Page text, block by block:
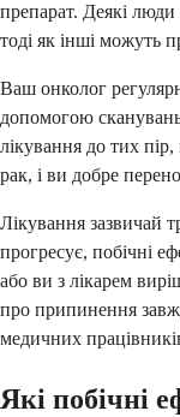
препарат. Деякі
тоді як інші можуть
Ваш онколог
допомогою
лікування до тих
рак, і ви добре
Лікування зазвичай
прогресує, побічні
або ви з лікарем
про припинення
медичних
Які побічні